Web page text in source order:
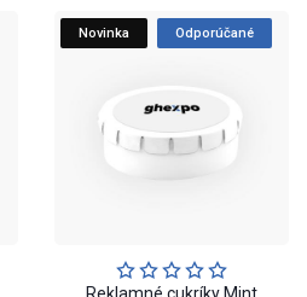
Novinka Odporúčané
Reklamné cukríky Mint